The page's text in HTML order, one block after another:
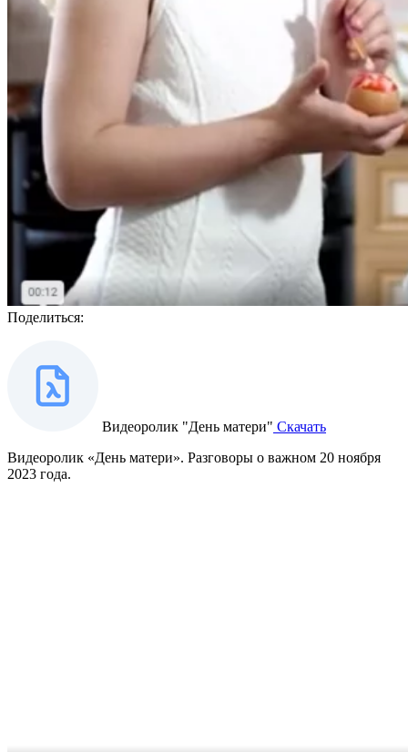
Поделиться:
Видеоролик "День матери" Скачать
Видеоролик «День матери». Разговоры о важном 20 ноября
2023 года.